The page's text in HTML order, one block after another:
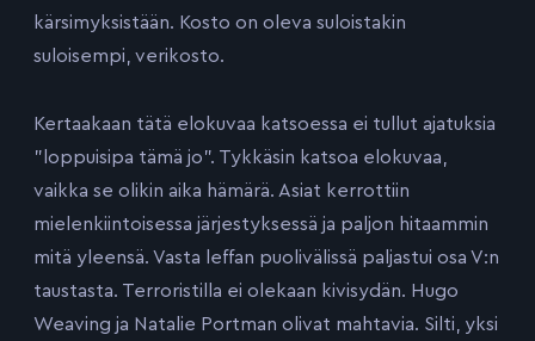
kärsimyksistään. Kosto on oleva suloistakin
suloisempi, verikosto.
Kertaakaan tätä elokuvaa katsoessa ei tullut ajatuksia
”loppuisipa tämä jo”. Tykkäsin katsoa elokuvaa,
vaikka se olikin aika hämärä. Asiat kerrottiin
mielenkiintoisessa järjestyksessä ja paljon hitaammin
mitä yleensä. Vasta leffan puolivälissä paljastui osa V:n
taustasta. Terroristilla ei olekaan kivisydän. Hugo
Weaving ja Natalie Portman olivat mahtavia. Silti, yksi